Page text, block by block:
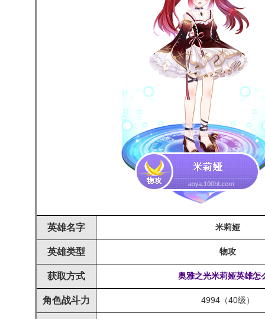
英雄名字 米莉娅
英雄类型 物攻
获取方式 奥雅之光米莉娅英雄怎
角色战斗力 4994（40级）